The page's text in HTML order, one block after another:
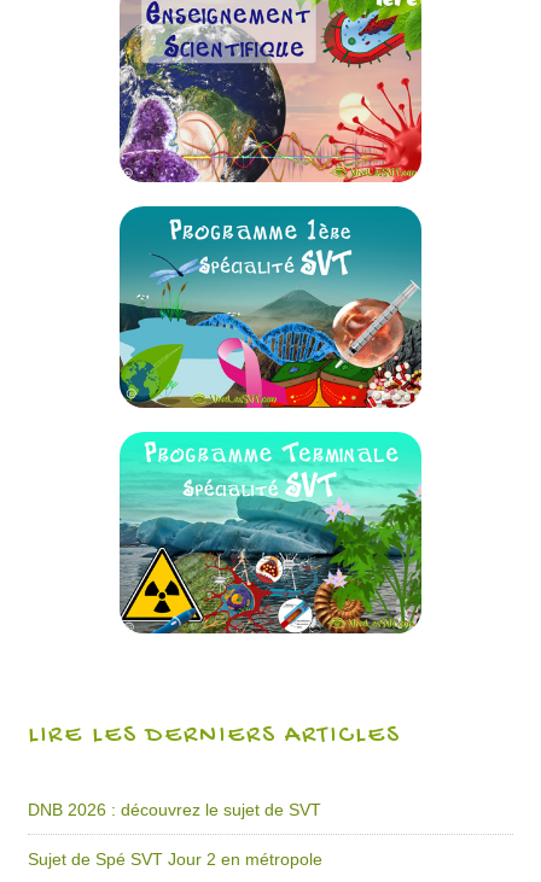
LIRE LES DERNIERS ARTICLES
DNB 2026 : découvrez le sujet de SVT
Sujet de Spé SVT Jour 2 en métropole